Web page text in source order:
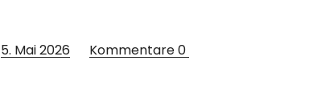
5. Mai 2026 Kommentare0